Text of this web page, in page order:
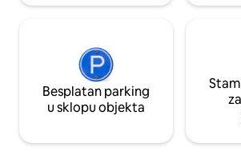
Besplatan parking
u sklopu objekta